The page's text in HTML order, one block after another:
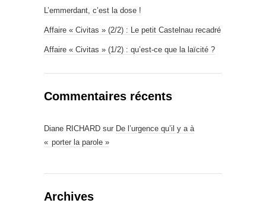
L’emmerdant, c’est la dose !
Affaire « Civitas » (2/2) : Le petit Castelnau recadré
Affaire « Civitas » (1/2) : qu’est-ce que la laïcité ?
Commentaires récents
Diane RICHARD sur De l’urgence qu’il y a à
« porter la parole »
Archives